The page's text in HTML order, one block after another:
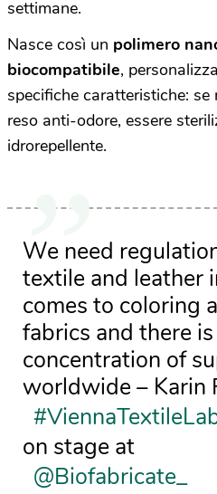
settimane.
Nasce così un polimero
biocompatibile,
specifiche caratteristiche: se
reso anti-odore, essere
idrorepellente.
We need
textile and leather
comes to coloring
fabrics and there
concentration of
worldwide – Karin
on stage at
@Biofabricate_